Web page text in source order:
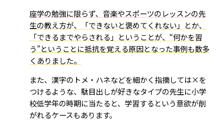
座学の勉強に限らず、音楽やスポーツのレッスンの先
生の教え方が、「できないと褒めてくれない」とか、
「できるまでやらされる」ということが、“何かを習
う”ということに抵抗を覚える原因となった事例も数多
くありました。
また、漢字のトメ・ハネなどを細かく指摘しては×を
つけるような、駄目出しが好きなタイプの先生に小学
校低学年の時期に当たると、学習するという意欲が削
がれるケースもあります。